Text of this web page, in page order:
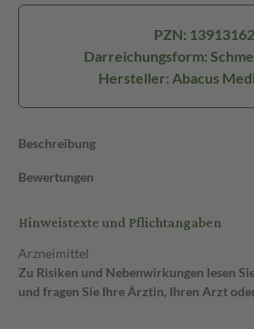
PZN: 13913162
Darreichungsform:
Hersteller: Abacus
Beschreibung
Bewertungen
Hinweistexte und Pflichtangaben
Arzneimittel
Zu Risiken und Nebenwirkungen lesen
und fragen Sie Ihre Ärztin, Ihren Arzt